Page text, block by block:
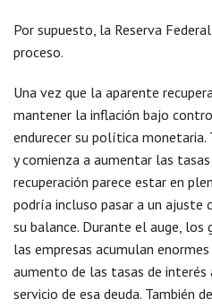
Por supuesto, la Reserva
proceso.
Una vez que la aparente
mantener la inflación bajo
endurecer su política monetaria.
y comienza a aumentar las
recuperación parece estar en
podría incluso pasar a un
su balance. Durante el auge, los
las empresas acumulan
aumento de las tasas de
servicio de esa deuda. También